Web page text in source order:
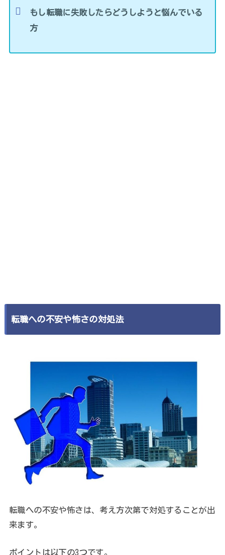
もし転職に失敗したらどうしようと悩んでいる
方
転職への不安や怖さの対処法
転職への不安や怖さは、考え方次第で対処することが出
来ます。
ポイントは以下の3つです。